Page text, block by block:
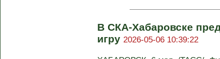
В СКА-Хабаровске
игру 2026-05-06 10:39:22